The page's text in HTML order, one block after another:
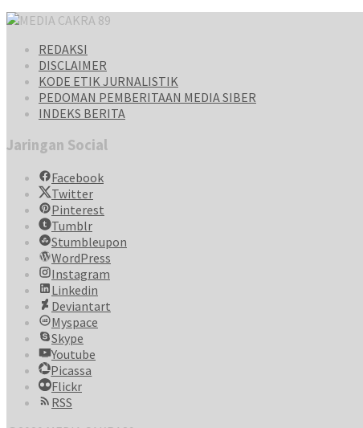
REDAKSI
DISCLAIMER
KODE ETIK JURNALISTIK
PEDOMAN PEMBERITAAN MEDIA SIBER
INDEKS BERITA
Jaringan Social
Facebook
Twitter
Pinterest
Tumblr
Stumbleupon
WordPress
Instagram
Linkedin
Deviantart
Myspace
Skype
Youtube
Picassa
Flickr
RSS